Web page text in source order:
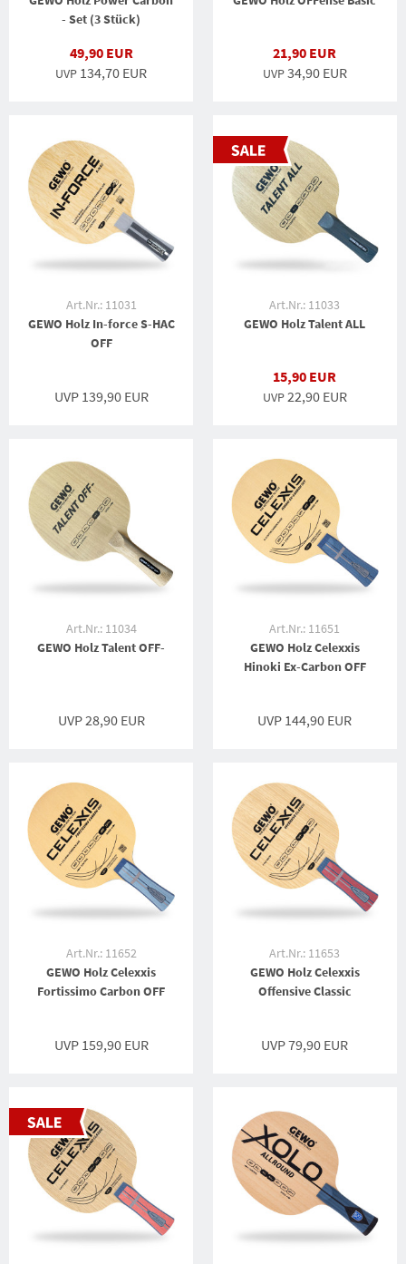
- Set (3 Stück)
49,90 EUR
UVP 134,70 EUR
21,90 EUR
UVP34,90 EUR
Art.Nr.: 11031
GEWO Holz In-force S-HAC
OFF
UVP 139,90 EUR
Art.Nr.: 11033
GEWO Holz Talent ALL
15,90 EUR
UVP22,90 EUR
Art.Nr.: 11034
GEWO Holz Talent OFF-
UVP 28,90 EUR
Art.Nr.: 11651
GEWO Holz Celexxis
Hinoki Ex-Carbon OFF
UVP 144,90 EUR
Art.Nr.: 11652
GEWO Holz Celexxis
Fortissimo Carbon OFF
UVP 159,90 EUR
Art.Nr.: 11653
GEWO Holz Celexxis
Offensive Classic
UVP 79,90 EUR